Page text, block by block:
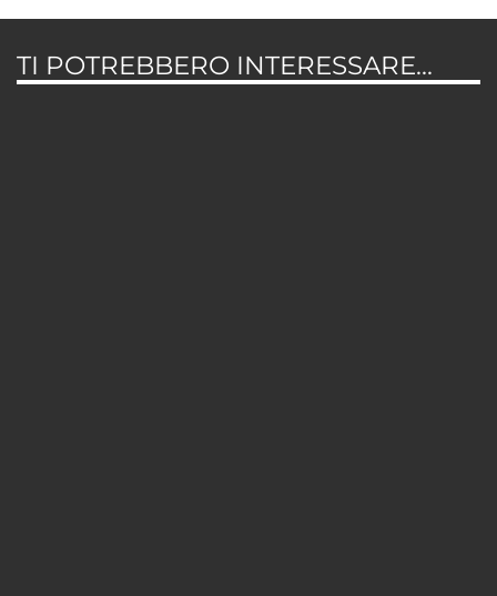
TI POTREBBERO INTERESSARE...